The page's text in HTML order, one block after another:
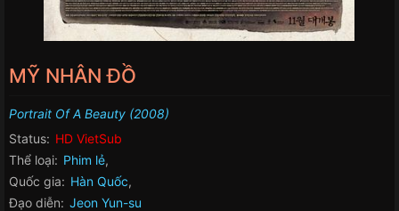
MỸ NHÂN ĐỒ
Portrait Of A Beauty (2008)
Status: HD VietSub
Thể loại: Phim lẻ,
Quốc gia: Hàn Quốc,
Đạo diễn: Jeon Yun-su